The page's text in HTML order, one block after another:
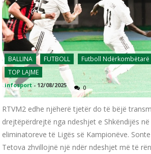
BALLINA FUTBOLL Futboll Ndërkombëtarë
TOP LAJME
infosport - 12/08/2025 0
RTVM2 edhe njëherë tjetër do të bëjë
drejtëpërdrejtë nga ndeshjet e Shkëndijës
eliminatoreve të Ligës së Kampionëve. Sonte
Tetova zhvillojnë një ndër ndeshjet më të